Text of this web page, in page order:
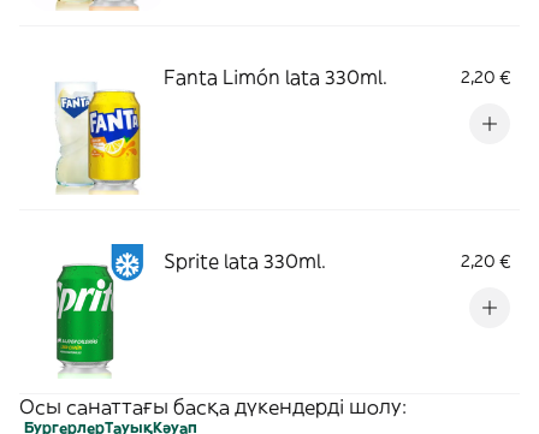
Fanta Limón lata 330ml. 2,20 €
Sprite lata 330ml. 2,20 €
Осы санаттағы басқа дүкендерді шолу:
БургерлерТауықКәуап